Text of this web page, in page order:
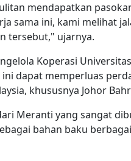
mendapatkan
sama ini, kami melihat
tersebut," ujarnya.
Koperasi
dapat memperluas
khususnya Johor
Meranti yang sangat
bahan baku